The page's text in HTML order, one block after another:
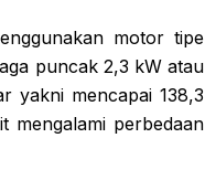
motor tipe
puncak 2,3 kW atau
yakni mencapai 138,3
mengalami perbedaan